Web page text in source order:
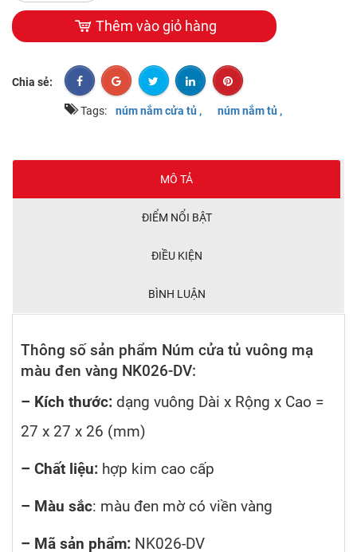
Thêm vào giỏ hàng
Chia sẻ:
Tags: núm nắm cửa tủ , núm nắm tủ ,
MÔ TẢ
ĐIỂM NỔI BẬT
ĐIỀU KIỆN
BÌNH LUẬN
Thông số sản phẩm Núm cửa tủ vuông mạ
màu đen vàng NK026-DV:
– Kích thước: dạng vuông Dài x Rộng x Cao =
27 x 27 x 26 (mm)
– Chất liệu: hợp kim cao cấp
– Màu sắc: màu đen mờ có viền vàng
– Mã sản phẩm: NK026-DV